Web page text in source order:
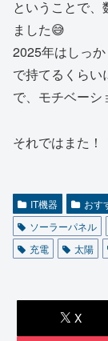
ということで
ました😅
2025年はしっ
で持てるくら
で、モチベーシ
それではまた！
IT機器 おす
ソーラーパネル
充電
太陽
X